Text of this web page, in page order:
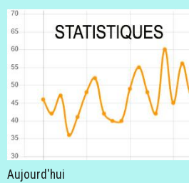
Aujourd'hui